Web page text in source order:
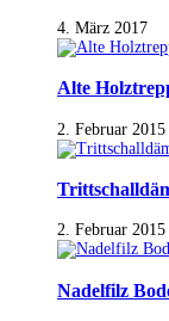
4. März 2017
Alte
2. Februar 2015
2. Februar 2015
Nadelfilz